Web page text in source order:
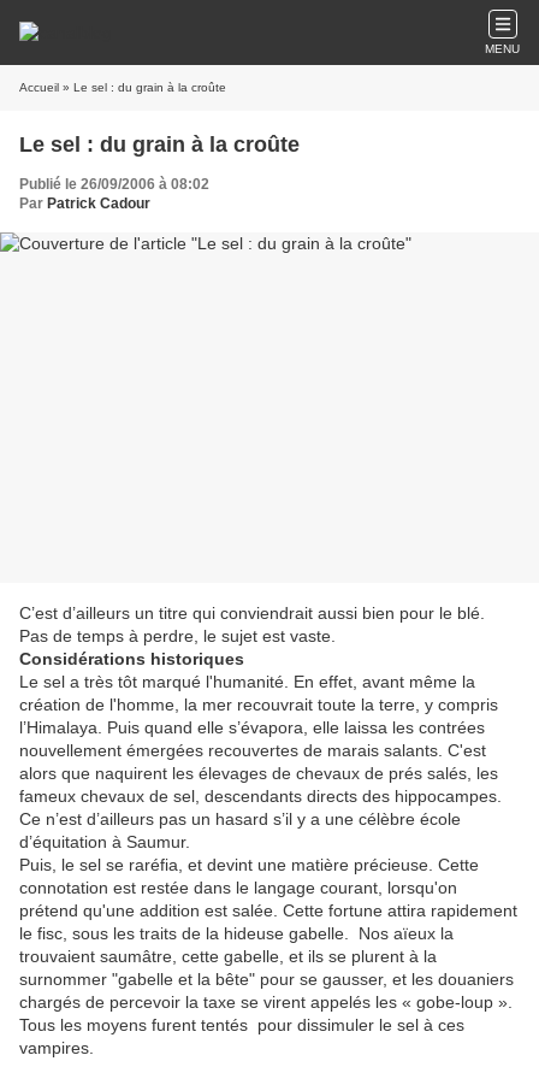
MENU
Accueil » Le sel : du grain à la croûte
Le sel : du grain à la croûte
Publié le 26/09/2006 à 08:02
Par Patrick Cadour
C’est d’ailleurs un titre qui conviendrait aussi bien pour le blé.
Pas de temps à perdre, le sujet est vaste.
Considérations historiques
Le sel a très tôt marqué l'humanité. En effet, avant même la
création de l'homme, la mer recouvrait toute la terre, y compris
l’Himalaya. Puis quand elle s’évapora, elle laissa les contrées
nouvellement émergées recouvertes de marais salants. C'est
alors que naquirent les élevages de chevaux de prés salés, les
fameux chevaux de sel, descendants directs des hippocampes.
Ce n’est d’ailleurs pas un hasard s’il y a une célèbre école
d’équitation à Saumur.
Puis, le sel se raréfia, et devint une matière précieuse. Cette
connotation est restée dans le langage courant, lorsqu'on
prétend qu'une addition est salée. Cette fortune attira rapidement
le fisc, sous les traits de la hideuse gabelle. Nos aïeux la
trouvaient saumâtre, cette gabelle, et ils se plurent à la
surnommer "gabelle et la bête" pour se gausser, et les douaniers
chargés de percevoir la taxe se virent appelés les « gobe-loup ».
Tous les moyens furent tentés pour dissimuler le sel à ces
vampires.